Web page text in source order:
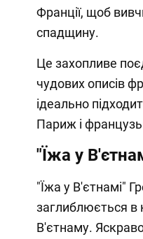
Франції, щоб
спадщину.
Це захопливе
чудових описів
ідеально
Париж і
"Їжа у
"Їжа у В'єтнамі"
заглиблюється в
В'єтнаму.